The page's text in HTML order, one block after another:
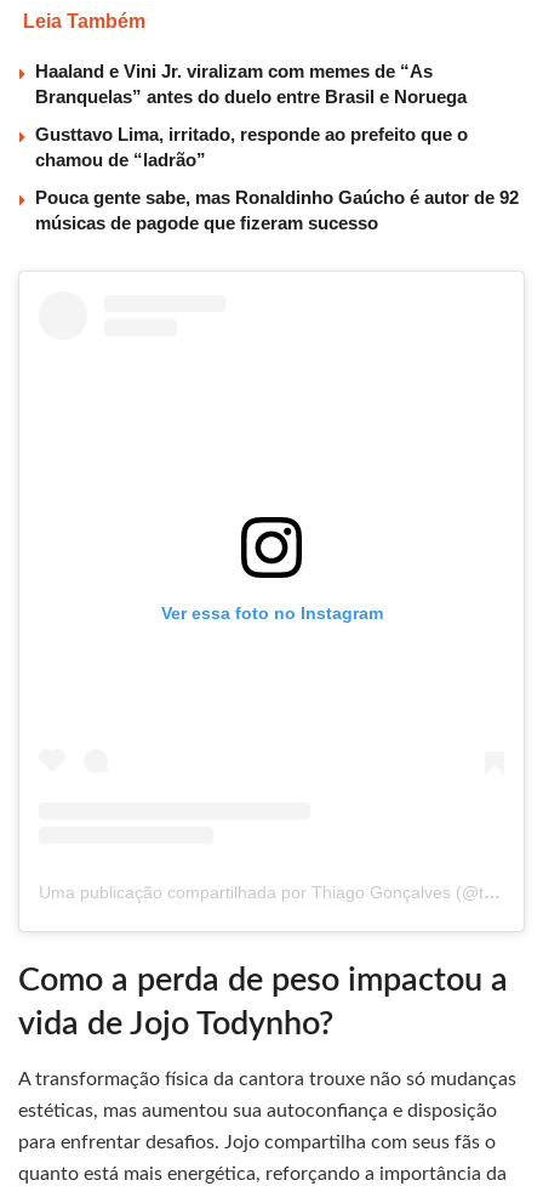
Leia Também
Haaland e Vini Jr. viralizam com memes de “As
Branquelas” antes do duelo entre Brasil e Noruega
Gusttavo Lima, irritado, responde ao prefeito que o
chamou de “ladrão”
Pouca gente sabe, mas Ronaldinho Gaúcho é autor de 92
músicas de pagode que fizeram sucesso
Ver essa foto no Instagram
Uma publicação compartilhada por Thiago Gonçalves (@thiagogoncalves_21)
Como a perda de peso impactou a
vida de Jojo Todynho?
A transformação física da cantora trouxe não só mudanças
estéticas, mas aumentou sua autoconfiança e disposição
para enfrentar desafios. Jojo compartilha com seus fãs o
quanto está mais energética, reforçando a importância da